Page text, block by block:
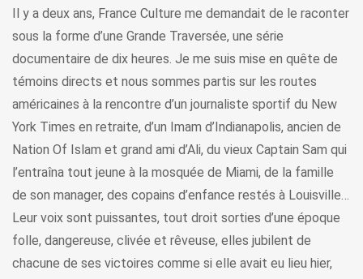
Il y a deux ans, France Culture me demandait de le raconter
sous la forme d’une Grande Traversée, une série
documentaire de dix heures. Je me suis mise en quête de
témoins directs et nous sommes partis sur les routes
américaines à la rencontre d’un journaliste sportif du New
York Times en retraite, d’un Imam d’Indianapolis, ancien de
Nation Of Islam et grand ami d’Ali, du vieux Captain Sam qui
l’entraîna tout jeune à la mosquée de Miami, de la famille
de son manager, des copains d’enfance restés à Louisville…
Leur voix sont puissantes, tout droit sorties d’une époque
folle, dangereuse, clivée et rêveuse, elles jubilent de
chacune de ses victoires comme si elle avait eu lieu hier,